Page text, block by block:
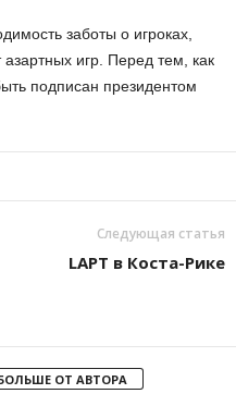
заботы о игроках,
игр. Перед тем, как
подписан президентом
Следующая статья
LAPT в Коста-Рике
ОТ АВТОРА